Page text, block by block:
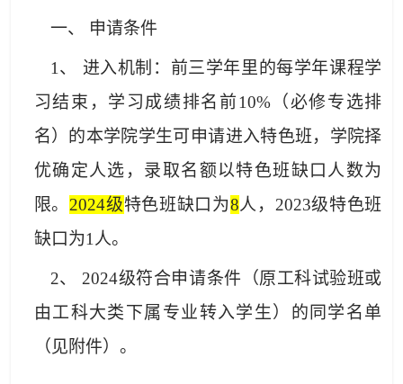
一、 申请条件
1、 进入机制：前三学年里的每学年课程学
习结束，学习成绩排名前10%（必修专选排
名）的本学院学生可申请进入特色班，学院择
优确定人选，录取名额以特色班缺口人数为
限。 2024级特色班缺口为8人，2023级特色班
缺口为1人。
2、 2024级符合申请条件（原工科试验班或
由工科大类下属专业转入学生）的同学名单
（见附件）。